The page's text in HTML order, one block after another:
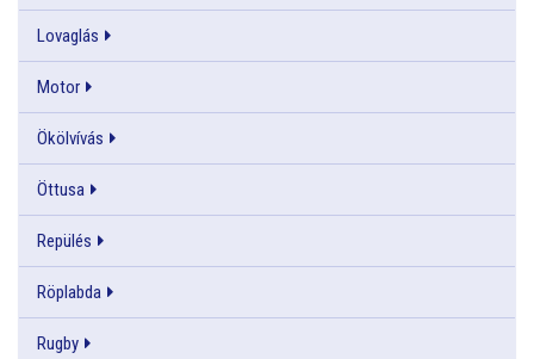
Lovaglás
Motor
Ökölvívás
Öttusa
Repülés
Röplabda
Rugby